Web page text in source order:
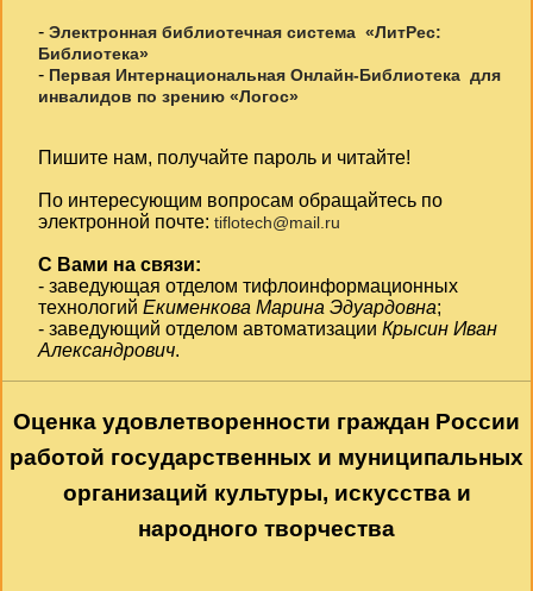
- Электронная библиотечная система «ЛитРес:
Библиотека»
- Первая Интернациональная Онлайн-Библиотека для
инвалидов по зрению «Логос»
Пишите нам, получайте пароль и читайте!
По интересующим вопросам обращайтесь по
электронной почте: tiflotech@mail.ru
С Вами на связи:
- заведующая отделом тифлоинформационных
технологий Екименкова Марина Эдуардовна;
- заведующий отделом автоматизации Крысин Иван
Александрович.
Оценка удовлетворенности граждан России
работой государственных и муниципальных
организаций культуры, искусства и
народного творчества